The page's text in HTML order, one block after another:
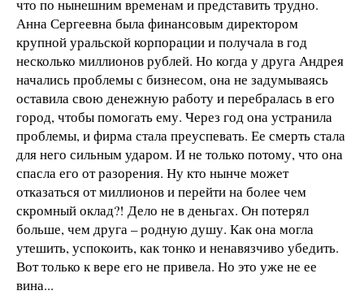
что по нынешним временам и представить трудно.
Анна Сергеевна была финансовым директором
крупной уральской корпорации и получала в год
несколько миллионов рублей. Но когда у друга Андрея
начались проблемы с бизнесом, она не задумываясь
оставила свою денежную работу и перебралась в его
город, чтобы помогать ему. Через год она устранила
проблемы, и фирма стала преуспевать. Ее смерть стала
для него сильным ударом. И не только потому, что она
спасла его от разорения. Ну кто нынче может
отказаться от миллионов и перейти на более чем
скромный оклад?! Дело не в деньгах. Он потерял
больше, чем друга – родную душу. Как она могла
утешить, успокоить, как тонко и ненавязчиво убедить.
Вот только к вере его не привела. Но это уже не ее
вина...